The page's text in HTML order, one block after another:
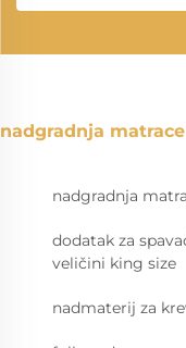
nadgradnja matrace
nadgradnja
dodatak za
veličini king size
nadmaterij za